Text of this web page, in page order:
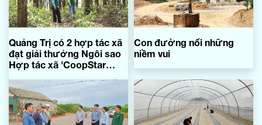
Quảng Trị có 2 hợp tác xã
đạt giải thưởng Ngôi sao
Hợp tác xã 'CoopStar
Con đường nối những
niềm vui